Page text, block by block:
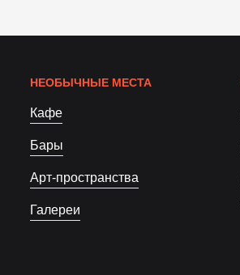
НЕОБЫЧНЫЕ МЕСТА
Кафе
Бары
Арт-пространства
Галереи